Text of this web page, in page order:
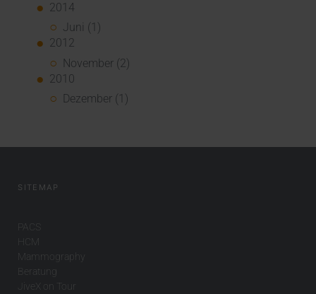
2014
Juni (1)
2012
November (2)
2010
Dezember (1)
SITEMAP
PACS
HCM
Mammography
Beratung
JiveX on Tour